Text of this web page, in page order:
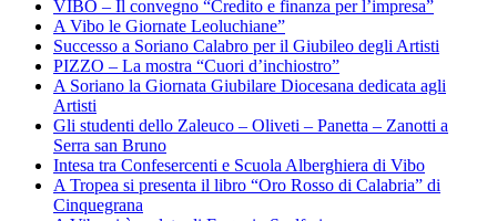
VIBO – Il convegno “Credito e finanza per l’impresa”
A Vibo le Giornate Leoluchiane”
Successo a Soriano Calabro per il Giubileo degli Artisti
PIZZO – La mostra “Cuori d’inchiostro”
A Soriano la Giornata Giubilare Diocesana dedicata agli
Artisti
Gli studenti dello Zaleuco – Oliveti – Panetta – Zanotti a
Serra san Bruno
Intesa tra Confesercenti e Scuola Alberghiera di Vibo
A Tropea si presenta il libro “Oro Rosso di Calabria” di
Cinquegrana